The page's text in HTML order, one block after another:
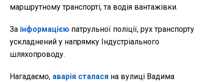
маршрутному транспорті, та водія вантажівки.
За інформацією патрульної поліції, рух транспорту
ускладнений у напрямку Індустріального
шляхопроводу.
Нагадаємо, аварія сталася на вулиці Вадима